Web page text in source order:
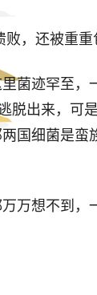
，还被重重
迹罕至，
脱出来，可
国细菌是蛮
万想不到，